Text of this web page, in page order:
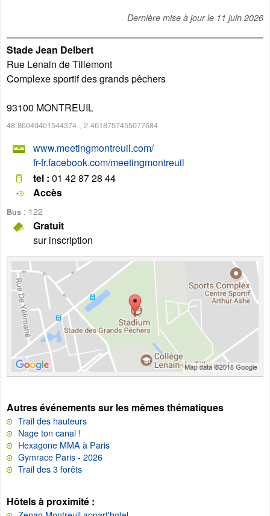
Dernière mise à jour le 11 juin 2026
Stade Jean Delbert
Rue Lenain de Tillemont
Complexe sportif des grands pêchers
93100 MONTREUIL
48.86049401544374 , 2.4618757455077684
www.meetingmontreuil.com/
fr-fr.facebook.com/meetingmontreuil
tel : 01 42 87 28 44
Accès
Bus : 122
Gratuit
sur inscription
Autres événements sur les mêmes thématiques
Trail des hauteurs
Nage ton canal !
Hexagone MMA à Paris
Gymrace Paris - 2026
Trail des 3 forêts
Hôtels à proximité :